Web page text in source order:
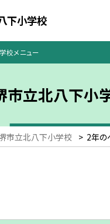
下小学校
校メニュー
市立北八下小
市立北八下小学校 > 2年の